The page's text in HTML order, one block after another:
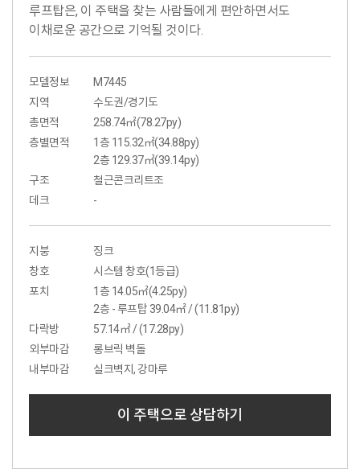
루프탑은, 이 주택을 찾는 사람들에게 편안하면서도
이채로운 공간으로 기억될 것이다.
모델정보
M7445
지역
수도권/경기도
총면적
258.74㎡(78.27py)
층별면적
1층 115.32㎡(34.88py)
2층 129.37㎡(39.14py)
구조
철근콘크리트조
데크
-
지붕
징크
창호
시스템 창호(1등급)
포치
1층 14.05㎡(4.25py)
2층 - 루프탑 39.04㎡ / (11.81py)
다락방
57.14㎡ / (17.28py)
외부마감
롱브릭 벽돌
내부마감
실크벽지, 강마루
이 주택으로 상담하기